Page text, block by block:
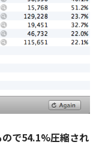
で54.1%圧縮され